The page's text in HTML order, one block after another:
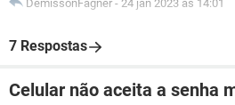
DemissonFagner - 24 jan 2023 às 14:01
7 Respostas
Celular não aceita a senha